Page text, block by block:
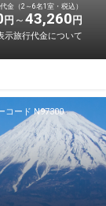
金（2～6名1室・税込）
円 43,260 円
示旅行代金について
コード N97300